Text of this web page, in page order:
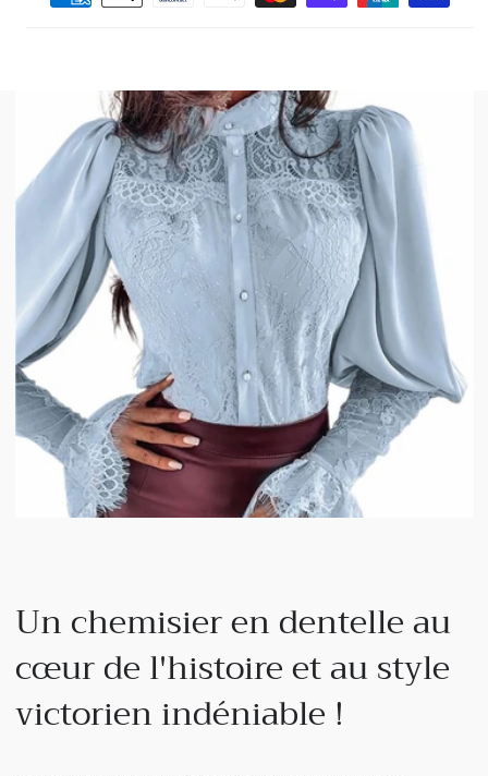
Un chemisier en dentelle au
cœur de l'histoire et au style
victorien indéniable !